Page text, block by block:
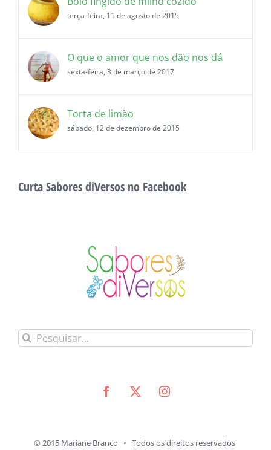
terça-feira, 11 de agosto de 2015
O que o amor que nos dão nos dá
sexta-feira, 3 de março de 2017
Torta de limão
sábado, 12 de dezembro de 2015
Curta Sabores diVersos no Facebook
Buscar
© 2015 Mariane Branco • Todos os direitos reservados